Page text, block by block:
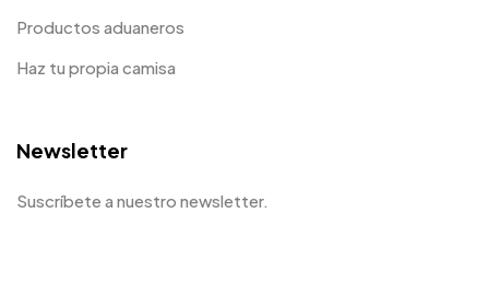
Productos aduaneros
Haz tu propia camisa
Newsletter
Suscríbete a nuestro newsletter.